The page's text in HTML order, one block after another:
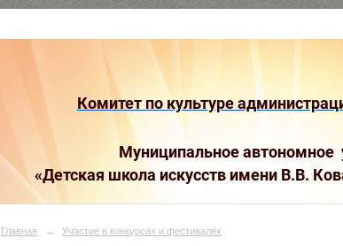
Комитет по культуре
Муниципальное автономное
«Детская школа искусств имени В.В.
Главная → Участие в конкурсах и фестивалях